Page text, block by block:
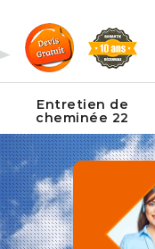
Entretien de
cheminée 22